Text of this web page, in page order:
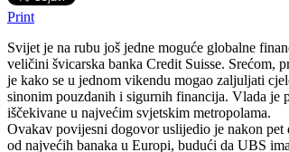
Print
Svijet je na rubu još jedne moguće globalne
veličini švicarska banka Credit Suisse. Srećom,
je kako se u jednom vikendu mogao zaljuljati
sinonim pouzdanih i sigurnih financija. Vlada je
iščekivane u najvećim svjetskim metropolama.
Ovakav povijesni dogovor uslijedio je nakon pet
od najvećih banaka u Europi, budući da UBS